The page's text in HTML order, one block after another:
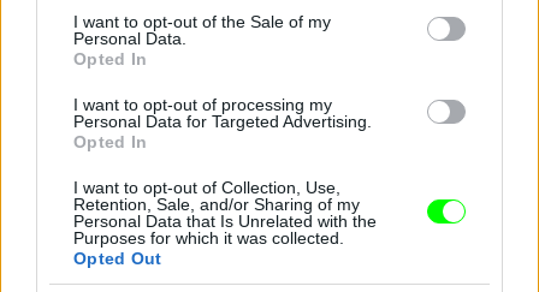
consent section.
I want to opt-out of the Sale of my
Personal Data.
Opted In
I want to opt-out of processing my
Personal Data for Targeted Advertising.
Opted In
I want to opt-out of Collection, Use,
Retention, Sale, and/or Sharing of my
Personal Data that Is Unrelated with the
Purposes for which it was collected.
Opted Out